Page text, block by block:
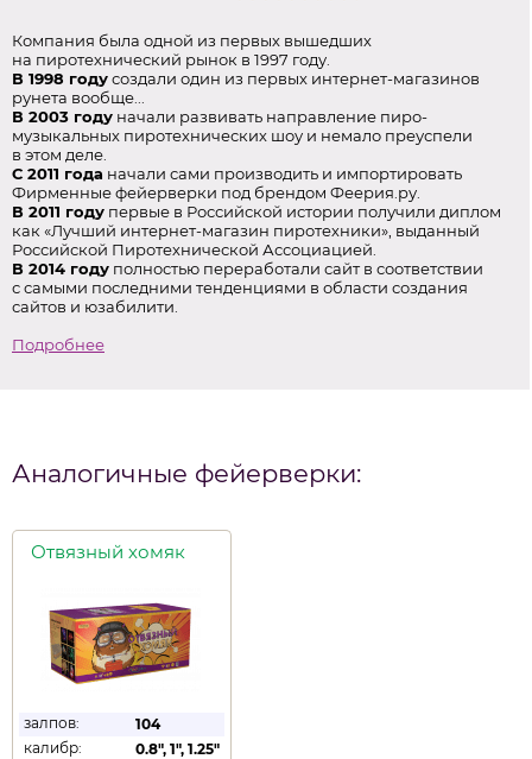
Компания была одной из первых вышедших
на пиротехнический рынок в 1997 году.
В 1998 годусоздали один из первых интернет-магазинов
рунета вообще...
В 2003 году начали развивать направление пиро-
музыкальных пиротехнических шоу и немало преуспели
в этом деле.
С 2011 года начали сами производить и импортировать
Фирменные фейерверки под брендом Феерия.ру.
В 2011 году первые в Российской истории получили диплом
как «Лучший интернет-магазин пиротехники», выданный
Российской Пиротехнической Ассоциацией.
В 2014 году полностью переработали сайт в соответствии
с самыми последними тенденциями в области создания
сайтов и юзабилити.
Подробнее
Аналогичные фейерверки:
Отвязный хомяк
залпов:
104
калибр:
0.8", 1", 1.25"